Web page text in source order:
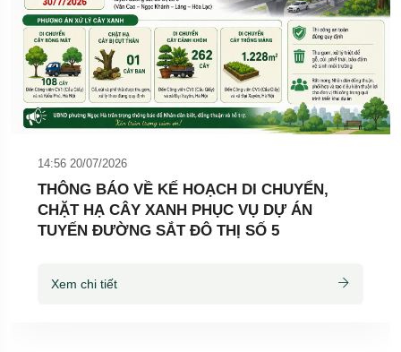
14:56 20/07/2026
THÔNG BÁO VỀ KẾ HOẠCH DI CHUYỂN,
CHẶT HẠ CÂY XANH PHỤC VỤ DỰ ÁN
TUYẾN ĐƯỜNG SẮT ĐÔ THỊ SỐ 5
Xem chi tiết